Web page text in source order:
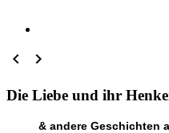
 
Die Liebe und ihr
& andere Geschichten